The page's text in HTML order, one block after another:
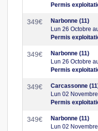
Permis
349€
Narbonne (11)
Lun 26 Octobre
Permis
349€
Narbonne (11)
Lun 26 Octobre
Permis
349€
Carcassonne
Lun 02
Permis
349€
Narbonne (11)
Lun 02